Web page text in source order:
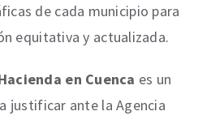
de cada municipio para
equitativa y actualizada.
en Cuenca es un
justificar ante la Agencia